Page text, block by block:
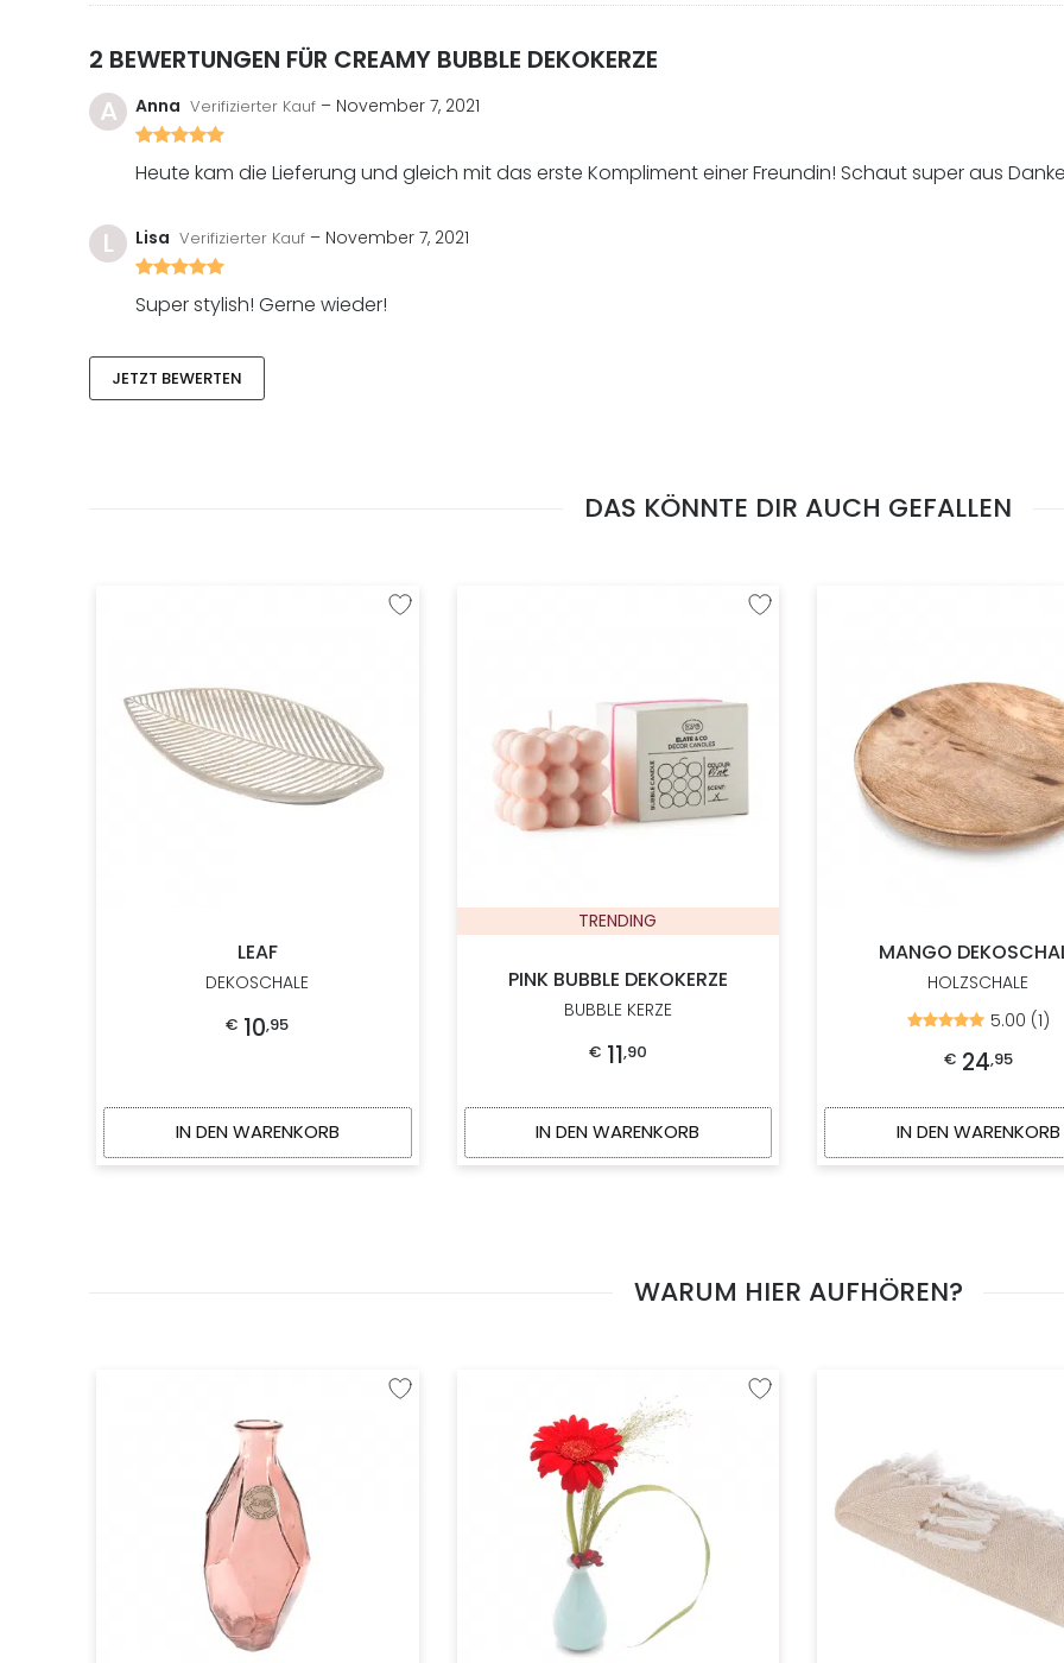
2 BEWERTUNGEN FÜR CREAMY BUBBLE DEKOKERZE
A Anna Verifizierter Kauf – November 7, 2021
5
Heute kam die Lieferung und gleich mit das erste Kompliment einer Freundin! Schaut super aus
L Lisa Verifizierter Kauf – November 7, 2021
5
Super stylish! Gerne wieder!
JETZT BEWERTEN
DAS KÖNNTE DIR AUCH GEFALLEN
Zur Wunschliste hinzufügen
LEAF
DEKOSCHALE
€ 10,95
IN DEN WARENKORB
Zur Wunschliste hinzufügen
TRENDING
PINK BUBBLE DEKOKERZE
BUBBLE KERZE
€ 11,90
IN DEN WARENKORB
MANGO
HOLZSCHALE
Bewertet
5.00
von
5.00 (1)
€ 24,95
IN DEN WARENKORB
WARUM HIER AUFHÖREN?
Zur Wunschliste hinzufügen Zur Wunschliste hinzufügen